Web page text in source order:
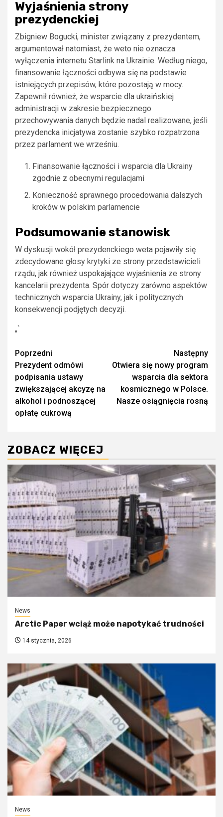
Wyjaśnienia strony
prezydenckiej
Zbigniew Bogucki, minister związany z prezydentem,
argumentował natomiast, że weto nie oznacza
wyłączenia internetu Starlink na Ukrainie. Według niego,
finansowanie łączności odbywa się na podstawie
istniejących przepisów, które pozostają w mocy.
Zapewnił również, że wsparcie dla ukraińskiej
administracji w zakresie bezpiecznego
przechowywania danych będzie nadal realizowane, jeśli
prezydencka inicjatywa zostanie szybko rozpatrzona
przez parlament we wrześniu.
Finansowanie łączności i wsparcia dla Ukrainy
zgodnie z obecnymi regulacjami
Konieczność sprawnego procedowania dalszych
kroków w polskim parlamencie
Podsumowanie stanowisk
W dyskusji wokół prezydenckiego weta pojawiły się
zdecydowane głosy krytyki ze strony przedstawicieli
rządu, jak również uspokajające wyjaśnienia ze strony
kancelarii prezydenta. Spór dotyczy zarówno aspektów
technicznych wsparcia Ukrainy, jak i politycznych
konsekwencji podjętych decyzji.
„`
Zobacz
wpisy
Poprzedni
Prezydent odmówi
podpisania ustawy
zwiększającej akcyzę na
alkohol i podnoszącej
opłatę cukrową
Następny
Otwiera się nowy program
wsparcia dla sektora
kosmicznego w Polsce.
Nasze osiągnięcia rosną
ZOBACZ WIĘCEJ
News
Arctic Paper wciąż może napotykać trudności
14 stycznia, 2026
News